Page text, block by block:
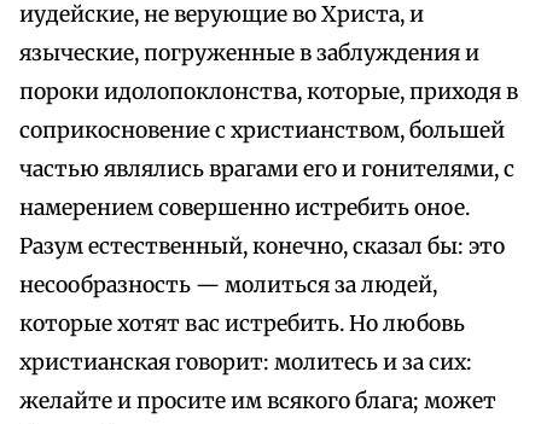
иудейские, не верующие во Христа, и
языческие, погруженные в заблуждения и
пороки идолопоклонства, которые, приходя в
соприкосновение с христианством, большей
частью являлись врагами его и гонителями, с
намерением совершенно истребить оное.
Разум естественный, конечно, сказал бы: это
несообразность — молиться за людей,
которые хотят вас истребить. Но любовь
христианская говорит: молитесь и за сих:
желайте и просите им всякого блага; может